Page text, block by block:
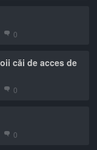
0
căi de acces de
0
0